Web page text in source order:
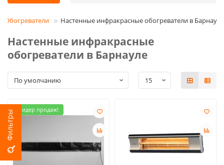
Обогреватели Настенные инфракрасные обогреватели в Барнауле
Настенные инфракрасные
обогреватели в Барнауле
Лидер продаж!